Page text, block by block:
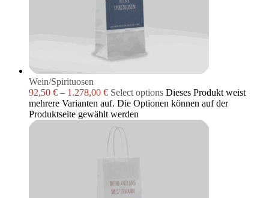
Wein/Spirituosen
92,50 € – 1.278,00 € Select options Dieses Produkt weist
mehrere Varianten auf. Die Optionen können auf der
Produktseite gewählt werden